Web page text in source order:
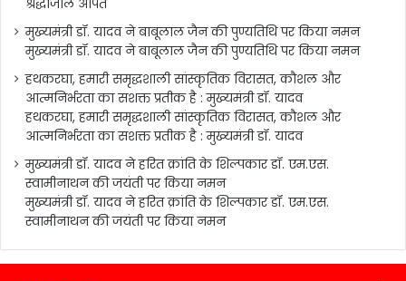
श्रद्धांजलि अर्पित
मुख्यमंत्री डॉ. यादव ने बाबूलाल जैन की पुण्यतिथि पर किया नमन
मुख्यमंत्री डॉ. यादव ने बाबूलाल जैन की पुण्यतिथि पर किया नमन
हथकरघा, हमारी समृद्धशाली सांस्कृतिक विरासत, कौशल और
आत्मनिर्भरता का सशक्त प्रतीक है : मुख्यमंत्री डॉ. यादव
हथकरघा, हमारी समृद्धशाली सांस्कृतिक विरासत, कौशल और
आत्मनिर्भरता का सशक्त प्रतीक है : मुख्यमंत्री डॉ. यादव
मुख्यमंत्री डॉ. यादव ने हरित क्रांति के शिल्पकार डॉ. एम.एस.
स्वामीनाथन की जयंती पर किया नमन
मुख्यमंत्री डॉ. यादव ने हरित क्रांति के शिल्पकार डॉ. एम.एस.
स्वामीनाथन की जयंती पर किया नमन